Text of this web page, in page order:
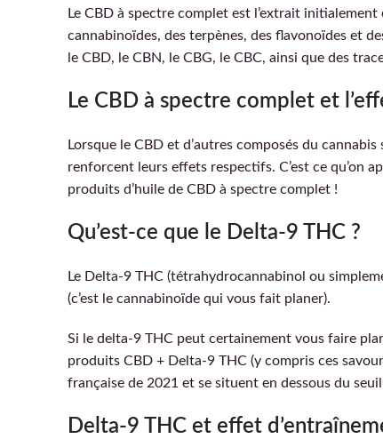
Le CBD à spectre complet est l’extrait
cannabinoïdes, des terpènes, des flavonoïdes et
le CBD, le CBN, le CBG, le CBC, ainsi que des
Le CBD à spectre complet et
Lorsque le CBD et d’autres composés du
renforcent leurs effets respectifs. C’est ce qu’on
produits d’huile de CBD à spectre complet !
Qu’est-ce que le Delta-9 THC ?
Le Delta-9 THC (tétrahydrocannabinol ou
(c’est le cannabinoïde qui vous fait planer).
Si le delta-9 THC peut certainement vous faire
produits CBD + Delta-9 THC (y compris ces
française de 2021 et se situent en dessous du
Delta-9 THC et effet